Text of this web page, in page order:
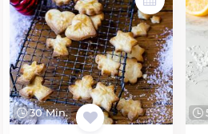
30 Min.